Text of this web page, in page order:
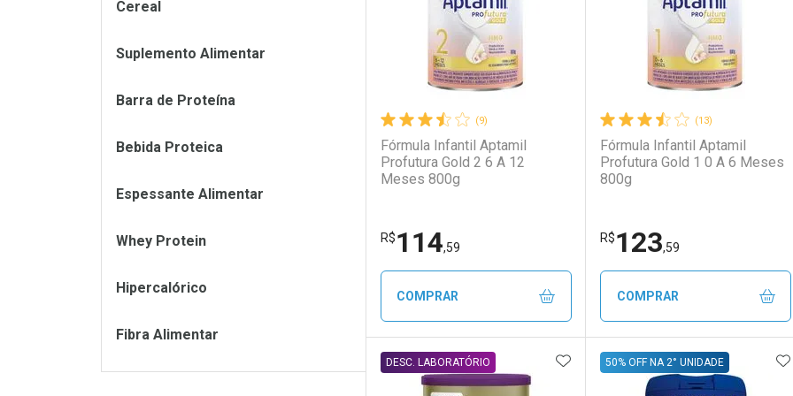
Ativar Desconto
Comprar sem Desconto
Comprar sem Desconto
Ativar Desconto
Comprar sem Desconto
Comprar sem Desconto
(9)
Fórmula Infantil Aptamil
Profutura Gold 2 6 A 12
Meses 800g
R$114,59
COMPRAR
FECHAR
FECHAR
(13)
Fórmula Infantil Aptamil
Profutura Gold 1 0 A 6 Meses
800g
R$123,59
COMPRAR
DESC. LABORATÓRIO ADICIONAR AOS FAVORITOS
50% OFF NA 2° UNIDADE
Cereal
Suplemento Alimentar
Barra de Proteína
Bebida Proteica
Espessante Alimentar
Whey Protein
Hipercalórico
Fibra Alimentar